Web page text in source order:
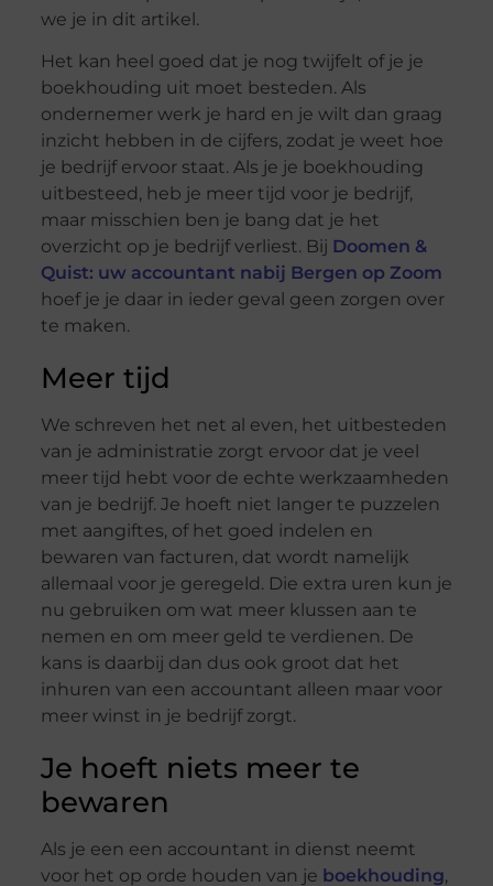
we je in dit artikel.
Het kan heel goed dat je nog twijfelt of je je
boekhouding uit moet besteden. Als
ondernemer werk je hard en je wilt dan graag
inzicht hebben in de cijfers, zodat je weet hoe
je bedrijf ervoor staat. Als je je boekhouding
uitbesteed, heb je meer tijd voor je bedrijf,
maar misschien ben je bang dat je het
overzicht op je bedrijf verliest. Bij Doomen &
Quist: uw accountant nabij Bergen op Zoom
hoef je je daar in ieder geval geen zorgen over
te maken.
Meer tijd
We schreven het net al even, het uitbesteden
van je administratie zorgt ervoor dat je veel
meer tijd hebt voor de echte werkzaamheden
van je bedrijf. Je hoeft niet langer te puzzelen
met aangiftes, of het goed indelen en
bewaren van facturen, dat wordt namelijk
allemaal voor je geregeld. Die extra uren kun je
nu gebruiken om wat meer klussen aan te
nemen en om meer geld te verdienen. De
kans is daarbij dan dus ook groot dat het
inhuren van een accountant alleen maar voor
meer winst in je bedrijf zorgt.
Je hoeft niets meer te
bewaren
Als je een een accountant in dienst neemt
voor het op orde houden van je boekhouding,